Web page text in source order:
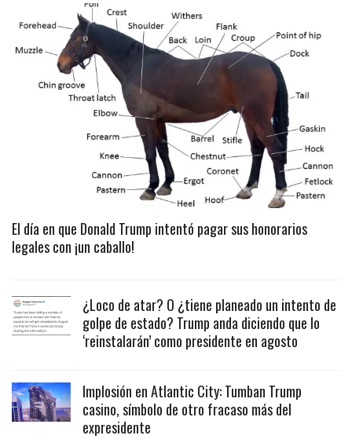
El día en que Donald Trump intentó pagar sus honorarios
legales con ¡un caballo!
¿Loco de atar? O ¿tiene planeado un intento de
golpe de estado? Trump anda diciendo que lo
‘reinstalarán’ como presidente en agosto
Implosión en Atlantic City: Tumban Trump
casino, símbolo de otro fracaso más del
expresidente